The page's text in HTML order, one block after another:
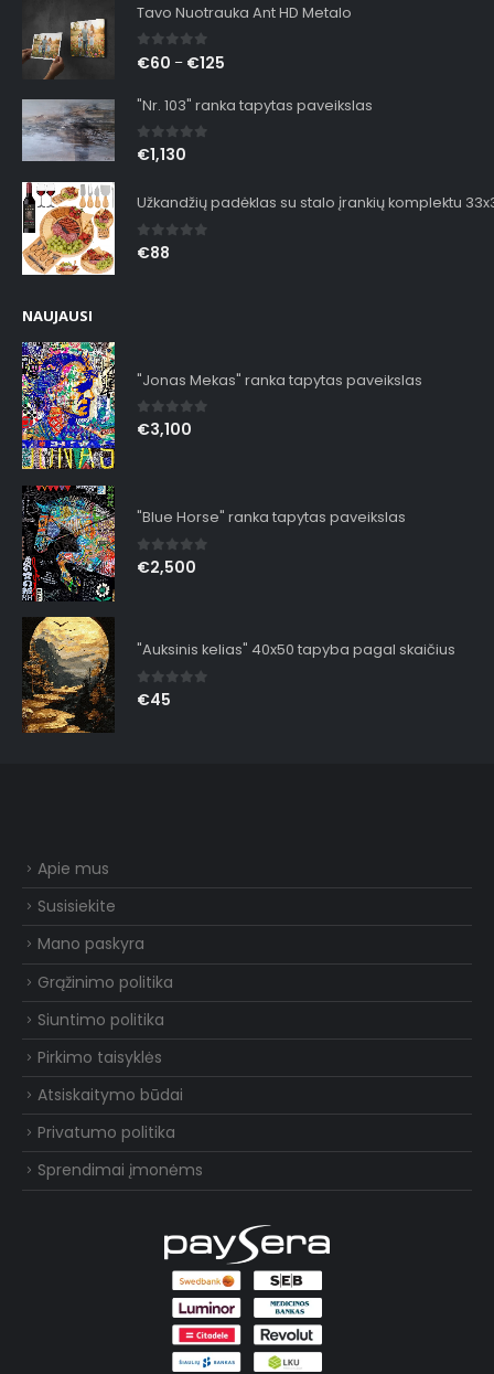
Tavo Nuotrauka Ant HD Metalo
0out of 5
€60 – €125
"Nr. 103" ranka tapytas paveikslas
0out of 5
€1,130
Užkandžių padėklas su stalo įrankių komplektu
0out of 5
€88
NAUJAUSI
"Jonas Mekas" ranka tapytas paveikslas
0out of 5
€3,100
"Blue Horse" ranka tapytas paveikslas
0out of 5
€2,500
"Auksinis kelias" 40x50 tapyba pagal skaičius
0out of 5
€45
Apie mus
Susisiekite
Mano paskyra
Grąžinimo politika
Siuntimo politika
Pirkimo taisyklės
Atsiskaitymo būdai
Privatumo politika
Sprendimai įmonėms